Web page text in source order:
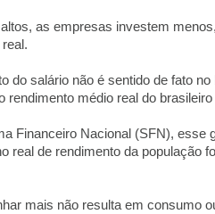
as empresas investem
do salário não é sentido de fato no
rendimento médio real do
Financeiro Nacional (SFN), esse
de rendimento da população
mais não resulta em consumo